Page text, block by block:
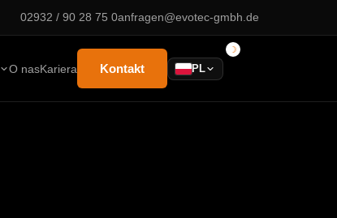
02932 / 90 28 75 0anfragen@evotec-gmbh.de
O nasKariera Kontakt PL